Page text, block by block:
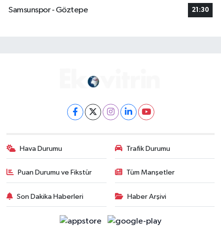
Samsunspor - Göztepe
21:30
Hava Durumu Trafik Durumu
Puan Durumu ve Fikstür Tüm Manşetler
Son Dakika Haberleri Haber Arşivi